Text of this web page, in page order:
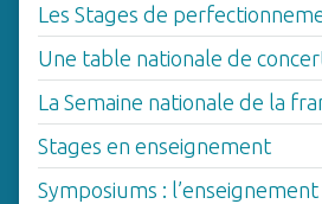
Les Stages de
Une table nationale de
La Semaine nationale de la
Stages en enseignement
Symposiums :